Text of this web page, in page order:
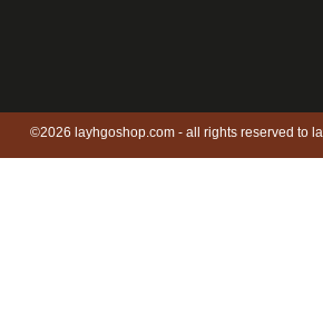
©2026 layhgoshop.com - all rights reserved to